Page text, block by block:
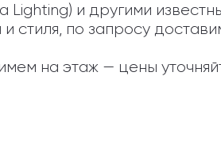
Lighting) и другими
по запросу
на этаж — цены